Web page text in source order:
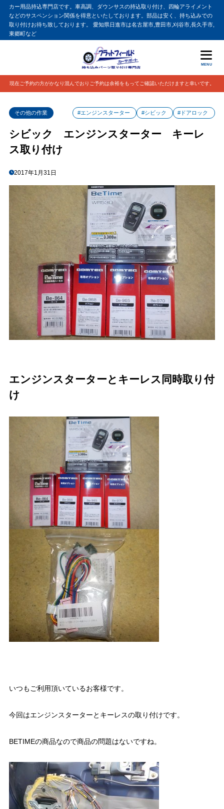
カー用品持込専門店です。車高調、ダウンサスの持込取り付け、四輪アライメント
などのサスペンション関係を得意といたしております。部品は安く、持ち込みでの
取り付けお待ち致しております。 愛知県日進市は名古屋市,豊田市,刈谷市,長久手市,
東郷町など
MENU
現在ご予約の方がかなり混んでおりご予約は余裕をもってご確認いただけますと幸いです。
その他の作業 #エンジンスターター #シビック #ドアロック
シビック エンジンスターター キーレ
ス取り付け
2017年1月31日
エンジンスターターとキーレス同時取り付
け
いつもご利用頂いているお客様です。
今回はエンジンスターターとキーレスの取り付けです。
BETIMEの商品なので商品の問題はないですね。